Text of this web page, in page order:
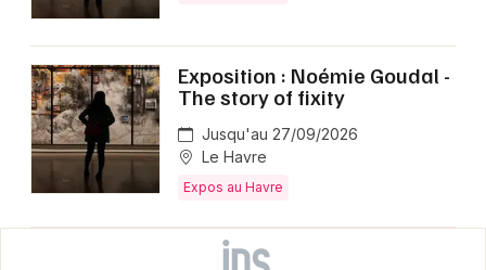
Exposition : Noémie Goudal -
The story of fixity
Jusqu'au 27/09/2026
Le Havre
Expos au Havre